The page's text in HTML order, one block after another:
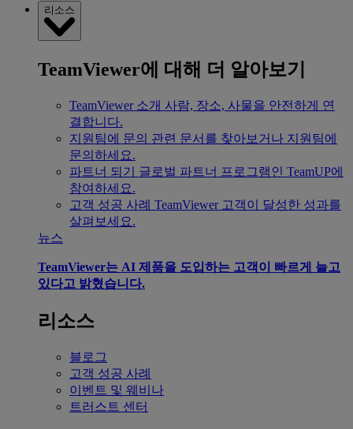
리소스
TeamViewer에 대해 더 알아보기
TeamViewer 소개 사람, 장소, 사물을 안전하게 연
결합니다.
지원팀에 문의 관련 문서를 찾아보거나 지원팀에
문의하세요.
파트너 되기
글로벌 파트너 프로그램인 TeamUP에
참여하세요.
고객 성공 사례 TeamViewer 고객이 달성한 성과를
살펴보세요.
뉴스
TeamViewer는 AI 제품을 도입하는 고객이 빠르게 늘고
있다고 밝혔습니다.
리소스
블로그
고객 성공 사례
이벤트 및 웨비나
트러스트 센터